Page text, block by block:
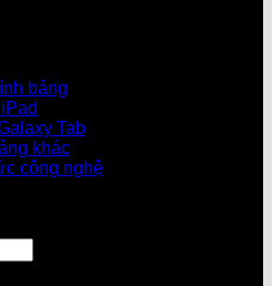
bảng
Tab
khác
công nghệ